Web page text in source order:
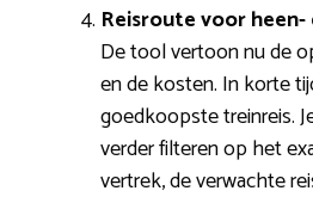
Reisroute voor
De tool vertoon nu de
en de kosten. In korte
goedkoopste treinreis.
verder filteren op het
vertrek, de verwachte